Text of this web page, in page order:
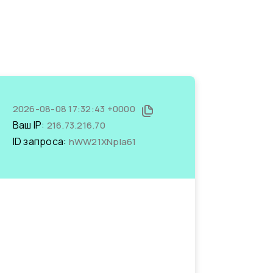
2026-08-08 17:32:43 +0000
Ваш IP: 216.73.216.70
ID запроса: hWW21XNpIa61